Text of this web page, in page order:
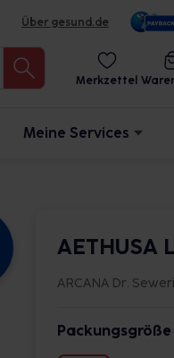
Über gesund.de
Merkzettel
Meine Services
AETHUSA
ARCANA Dr.
Packungsgröße